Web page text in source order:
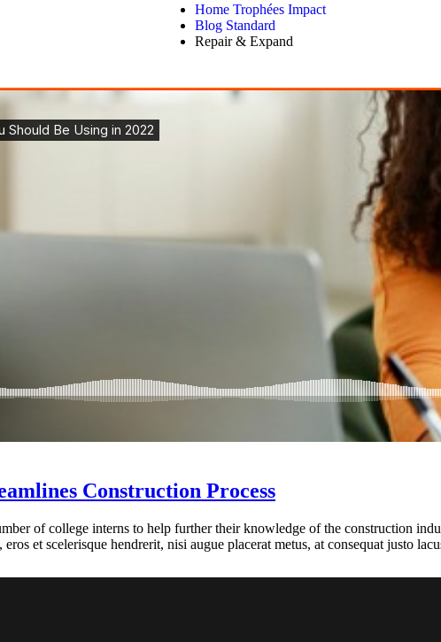
Home Trophées Impact
Blog Standard
Repair & Expand
Construction Process
of college interns to help further their knowledge of the construction
et scelerisque hendrerit, nisi augue placerat metus, at consequat justo